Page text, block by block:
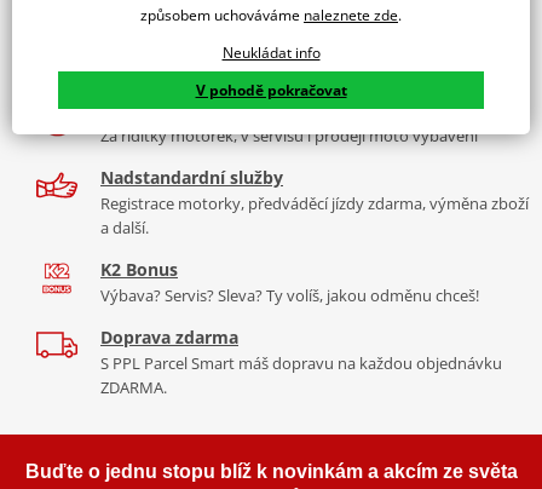
Řetězová sada - Řetěz EK, řada SRX2, těsněný QX-kroužkem.
Ocelové kolečko a rozeta SUPERSPROX.
Řetěz 520 SRX2
tím, že má jako jediný na trhu ZST (samozřejmě kromě typu MVXZ).
Typické motorky: Honda NC 750S, Kawasaki KLR 650, KTM 690
Enduro/Duke, zároveň se šikne pro sportovní endura a závody
Řada SRX
střední třída, ze které si vybere prakticky každý, prakticky pro
každou motorku, včetně závodních mašin, čtyřkolek. Má QX
2x multibrand showroom
9 značek motocyklů, servis, oblečení, doplňky i náhradní
díly, to vše v Praze a Liberci
Více než 30 let zkušeností
Za řídítky motorek, v servisu i prodeji moto vybavení
Nadstandardní služby
Registrace motorky, předváděcí jízdy zdarma, výměna zboží
a další.
K2 Bonus
Výbava? Servis? Sleva? Ty volíš, jakou odměnu chceš!
Doprava zdarma
S PPL Parcel Smart máš dopravu na každou objednávku
ZDARMA.
Buďte o jednu stopu blíž k novinkám a akcím ze světa
způsobem uchováváme naleznete zde.
Neukládat info
V pohodě pokračovat